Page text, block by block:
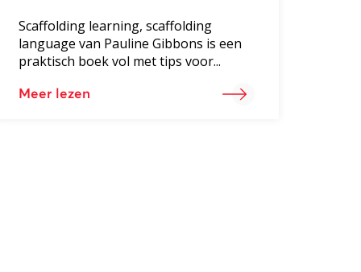
Scaffolding learning, scaffolding
language van Pauline Gibbons is een
praktisch boek vol met tips voor...
Meer lezen